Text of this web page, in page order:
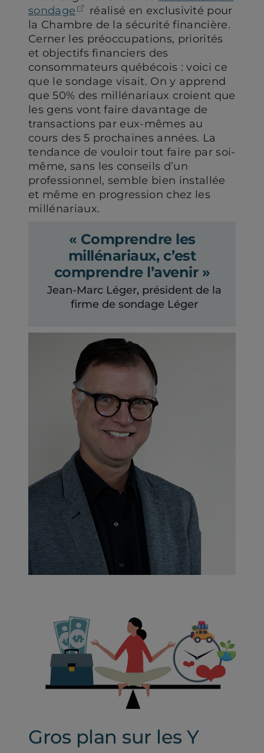
un
nouvel
onglet)
un
nouvel
onglet)
sondage
(ouvre dans un nouvel onglet)
réalisé en exclusivité pour
la Chambre de la sécurité financière.
Cerner les préoccupations, priorités
et objectifs financiers des
consommateurs québécois : voici ce
que le sondage visait. On y apprend
que 50% des millénariaux croient que
les gens vont faire davantage de
transactions par eux-mêmes au
cours des 5 prochaines années. La
tendance de vouloir tout faire par soi-
même, sans les conseils d’un
professionnel, semble bien installée
et même en progression chez les
millénariaux.
« Comprendre les
millénariaux, c’est
comprendre l’avenir »
Jean-Marc Léger, président de la
firme de sondage Léger
Gros plan sur les Y